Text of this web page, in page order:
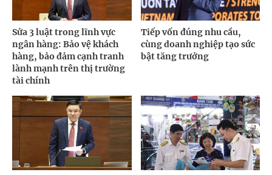
Sửa 3 luật trong lĩnh vực
ngân hàng: Bảo vệ khách
hàng, bảo đảm cạnh tranh
lành mạnh trên thị trường
tài chính
Tiếp vốn đúng nhu cầu,
cùng doanh nghiệp tạo sức
bật tăng trưởng